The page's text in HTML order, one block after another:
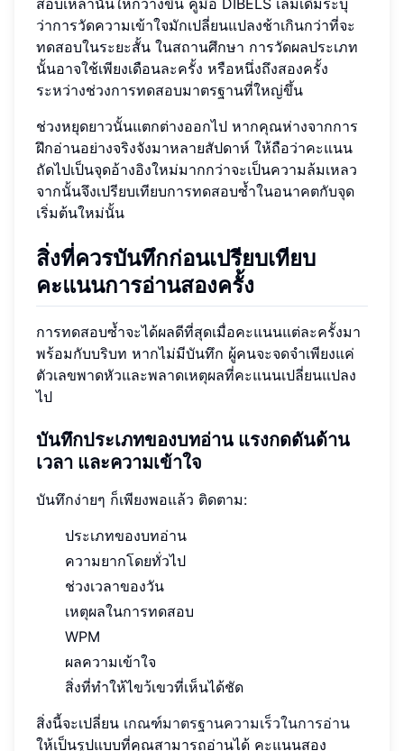
สอบเหล่านั้นให้กว้างขึ้น คู่มือ DIBELS เล่มเดิมระบุ
ว่าการวัดความเข้าใจมักเปลี่ยนแปลงช้าเกินกว่าที่จะ
ทดสอบในระยะสั้น ในสถานศึกษา การวัดผลประเภท
นั้นอาจใช้เพียงเดือนละครั้ง หรือหนึ่งถึงสองครั้ง
ระหว่างช่วงการทดสอบมาตรฐานที่ใหญ่ขึ้น
ช่วงหยุดยาวนั้นแตกต่างออกไป หากคุณห่างจากการ
ฝึกอ่านอย่างจริงจังมาหลายสัปดาห์ ให้ถือว่าคะแนน
ถัดไปเป็นจุดอ้างอิงใหม่มากกว่าจะเป็นความล้มเหลว
จากนั้นจึงเปรียบเทียบการทดสอบซ้ำในอนาคตกับจุด
เริ่มต้นใหม่นั้น
สิ่งที่ควรบันทึกก่อนเปรียบเทียบ
คะแนนการอ่านสองครั้ง
การทดสอบซ้ำจะได้ผลดีที่สุดเมื่อคะแนนแต่ละครั้งมา
พร้อมกับบริบท หากไม่มีบันทึก ผู้คนจะจดจำเพียงแค่
ตัวเลขพาดหัวและพลาดเหตุผลที่คะแนนเปลี่ยนแปลง
ไป
บันทึกประเภทของบทอ่าน แรงกดดันด้าน
เวลา และความเข้าใจ
บันทึกง่ายๆ ก็เพียงพอแล้ว ติดตาม:
ประเภทของบทอ่าน
ความยากโดยทั่วไป
ช่วงเวลาของวัน
เหตุผลในการทดสอบ
WPM
ผลความเข้าใจ
สิ่งที่ทำให้ไขว้เขวที่เห็นได้ชัด
สิ่งนี้จะเปลี่ยน เกณฑ์มาตรฐานความเร็วในการอ่าน
ให้เป็นรูปแบบที่คุณสามารถอ่านได้ คะแนนสอง